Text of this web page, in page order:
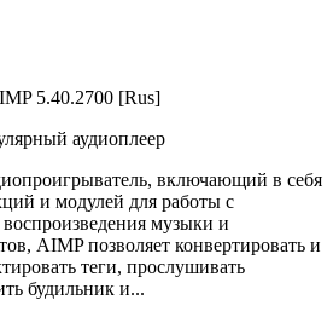
аудиоплеер
включающий в себя
и модулей для работы с
музыки и
AIMP позволяет конвертировать и
теги, прослушивать
будильник и...